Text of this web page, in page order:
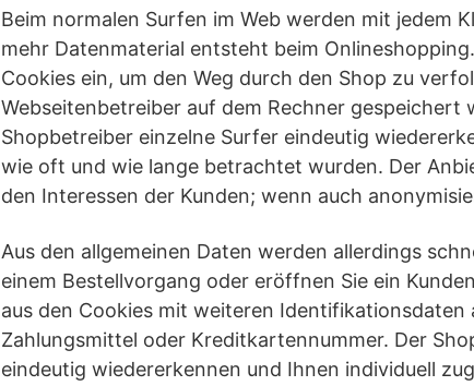
Beim normalen Surfen im Web werden mit jedem
mehr Datenmaterial entsteht beim
Cookies ein, um den Weg durch den Shop zu
Webseitenbetreiber auf dem Rechner gespeichert
Shopbetreiber einzelne Surfer eindeutig
wie oft und wie lange betrachtet wurden. Der
den Interessen der Kunden; wenn auch
Aus den allgemeinen Daten werden allerdings
einem Bestellvorgang oder eröffnen Sie ein
aus den Cookies mit weiteren
Zahlungsmittel oder Kreditkartennummer. Der
eindeutig wiedererkennen und Ihnen individuell